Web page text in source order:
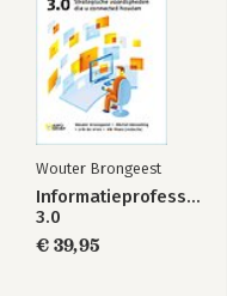
Wouter Brongeest
Informatieprofessional
3.0
€ 39,95